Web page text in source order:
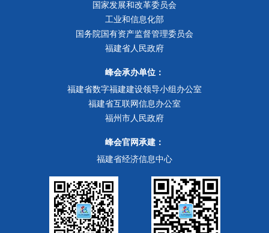
国家发展和改革委员会
工业和信息化部
国务院国有资产监督管理委员会
福建省人民政府
峰会承办单位：
福建省数字福建建设领导小组办公室
福建省互联网信息办公室
福州市人民政府
峰会官网承建：
福建省经济信息中心